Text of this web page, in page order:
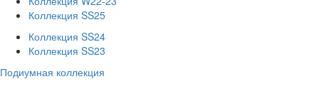
Коллекция SS25
Коллекция SS24
Коллекция SS23
Подиумная коллекция